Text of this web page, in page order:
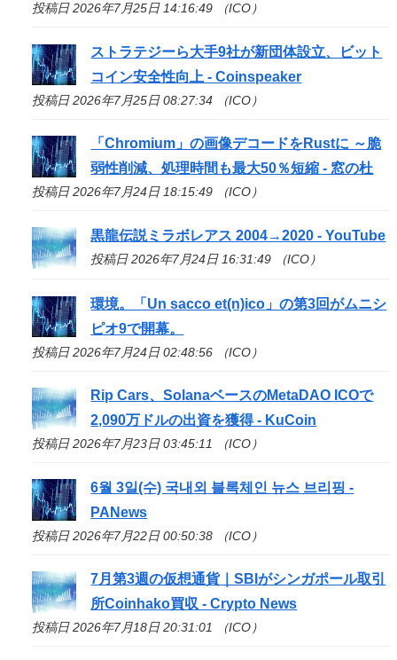
投稿日 2026年7月25日 14:16:49 （ICO）
ストラテジーら大手9社が新団体設立、ビット
コイン安全性向上 - Coinspeaker
投稿日 2026年7月25日 08:27:34 （ICO）
「Chromium」の画像デコードをRustに ～脆
弱性削減、処理時間も最大50％短縮 - 窓の杜
投稿日 2026年7月24日 18:15:49 （ICO）
黒龍伝説ミラボレアス 2004→2020 - YouTube
投稿日 2026年7月24日 16:31:49 （ICO）
環境。「Un sacco et(n)ico 」の第3回がムニシ
ピオ9で開幕。
投稿日 2026年7月24日 02:48:56 （ICO）
Rip Cars、SolanaベースのMetaDAO ICOで
2,090万ドルの出資を獲得 - KuCoin
投稿日 2026年7月23日 03:45:11 （ICO）
6월 3일(수) 국내외 블록체인 뉴스 브리핑 -
PANews
投稿日 2026年7月22日 00:50:38 （ICO）
7月第3週の仮想通貨｜SBIがシンガポール取引
所Coinhako買収 - Crypto News
投稿日 2026年7月18日 20:31:01 （ICO）